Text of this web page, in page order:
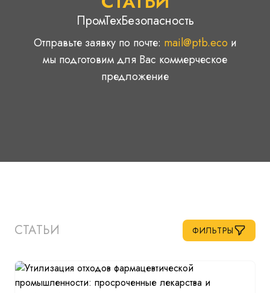
ПромТехБезопасность
Отправьте заявку по почте: mail@ptb.eco и
мы подготовим для Вас коммерческое
предложение
СТАТЬИ ФИЛЬТРЫ